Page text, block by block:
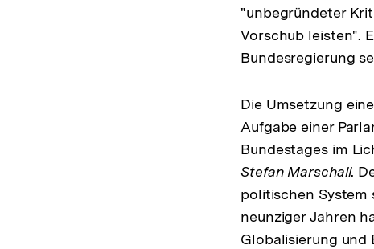
"unbegründeter
Vorschub leisten".
Bundesregierung
Die Umsetzung
Aufgabe einer
Bundestages im
Stefan Marschall.
politischen System
neunziger Jahren
Globalisierung und